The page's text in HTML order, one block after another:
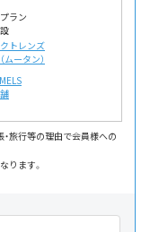
ラン
トレンズ
ムータン）
・旅行等の理由で会員様への
ります。